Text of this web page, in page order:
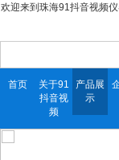
欢迎来到珠海91抖音视频仪
首页
关于91
抖音视
频
产品展
示